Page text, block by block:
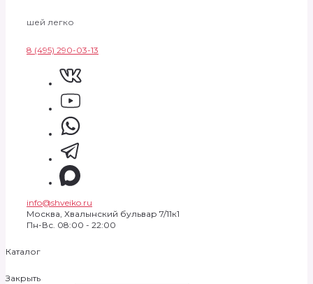
шей легко
8 (495) 290-03-13
info@shveiko.ru
Москва, Хвалынский бульвар 7/11к1
Пн-Вс. 08:00 - 22:00
Каталог
Закрыть